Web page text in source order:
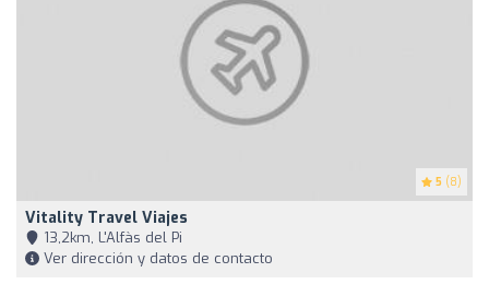
5 (8)
Vitality Travel Viajes
13,2km, L'Alfàs del Pi
Ver dirección y datos de contacto